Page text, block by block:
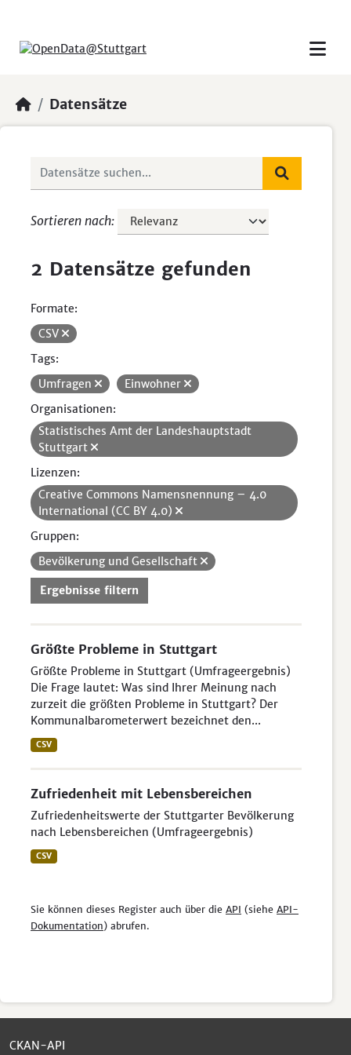
Datensätze
Sortieren nach
2 Datensätze gefunden
Formate:
CSV
Tags:
Umfragen
Einwohner
Organisationen:
Statistisches Amt der Landeshauptstadt
Stuttgart
Lizenzen:
Creative Commons Namensnennung – 4.0
International (CC BY 4.0)
Gruppen:
Bevölkerung und Gesellschaft
Ergebnisse filtern
Größte Probleme in Stuttgart
Größte Probleme in Stuttgart (Umfrageergebnis)
Die Frage lautet: Was sind Ihrer Meinung nach
zurzeit die größten Probleme in Stuttgart? Der
Kommunalbarometerwert bezeichnet den...
CSV
Zufriedenheit mit Lebensbereichen
Zufriedenheitswerte der Stuttgarter Bevölkerung
nach Lebensbereichen (Umfrageergebnis)
CSV
Sie können dieses Register auch über die API (siehe API-
Dokumentation) abrufen.
CKAN-API